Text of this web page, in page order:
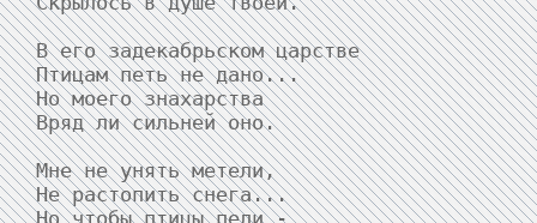
В его задекабрьском царстве
Птицам петь не дано...
Но моего знахарства
Вряд ли сильней оно.
Мне не унять метели,
Не растопить снега...
Но чтобы птицы пели -